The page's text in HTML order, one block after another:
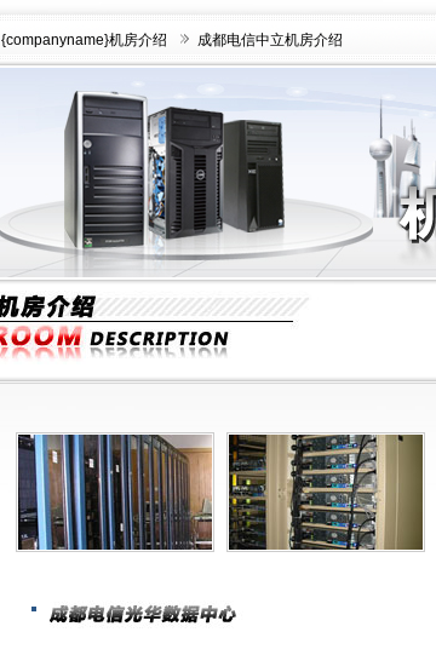
{companyname}机房介绍
成都电信中立机房介绍